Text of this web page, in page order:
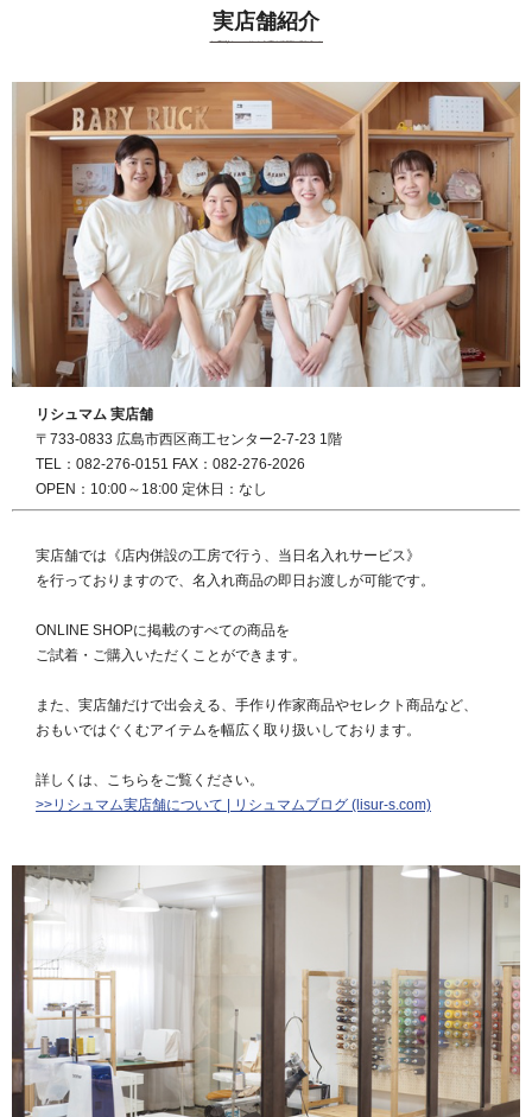
実店舗紹介
リシュマム 実店舗
〒733-0833 広島市西区商工センター2-7-23 1階
TEL：082-276-0151 FAX：082-276-2026
OPEN：10:00～18:00 定休日：なし
実店舗では《店内併設の工房で行う、当日名入れサービス》
を行っておりますので、名入れ商品の即日お渡しが可能です。
ONLINE SHOPに掲載のすべての商品を
ご試着・ご購入いただくことができます。
また、実店舗だけで出会える、手作り作家商品やセレクト商品など、
おもいではぐくむアイテムを幅広く取り扱いしております。
詳しくは、こちらをご覧ください。
>>リシュマム実店舗について | リシュマムブログ (lisur-s.com)